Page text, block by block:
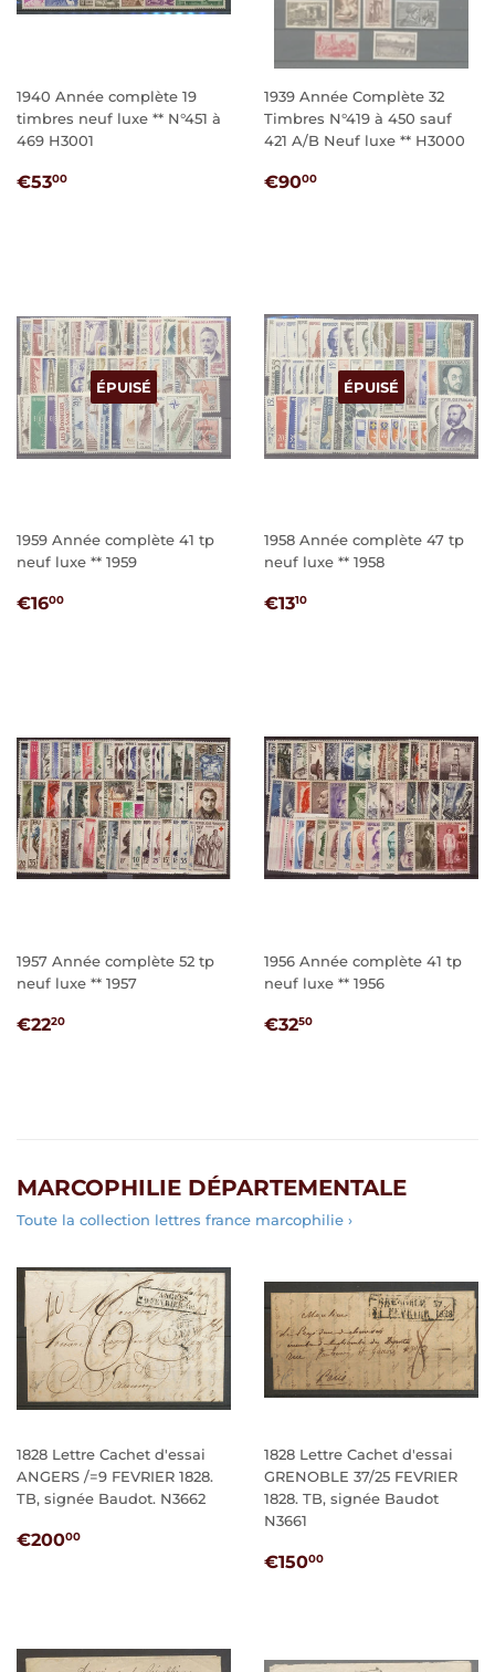
1940 Année complète 19
timbres neuf luxe ** N°451 à
469 H3001
PRIX
€5300
1939 Année Complète 32
Timbres N°419 à 450 sauf
421 A/B Neuf luxe ** H3000
PRIX
€9000
ÉPUISÉ
1959 Année complète 41 tp
neuf luxe ** 1959
PRIX
€1600
ÉPUISÉ
1958 Année complète 47 tp
neuf luxe ** 1958
PRIX
€1310
1957 Année complète 52 tp
neuf luxe ** 1957
PRIX
€2220
1956 Année complète 41 tp
neuf luxe ** 1956
PRIX
€3250
MARCOPHILIE DÉPARTEMENTALE
Toute la collection lettres france marcophilie ›
1828 Lettre Cachet d'essai
ANGERS /=9 FEVRIER 1828.
TB, signée Baudot. N3662
PRIX
€20000
1828 Lettre Cachet d'essai
GRENOBLE 37/25 FEVRIER
1828. TB, signée Baudot
N3661
PRIX
€15000